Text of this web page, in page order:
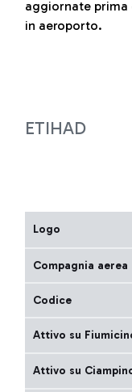
aggiornate prima
in aeroporto.
ETIHAD
Logo
Compagnia aerea
Codice
Attivo su
Attivo su